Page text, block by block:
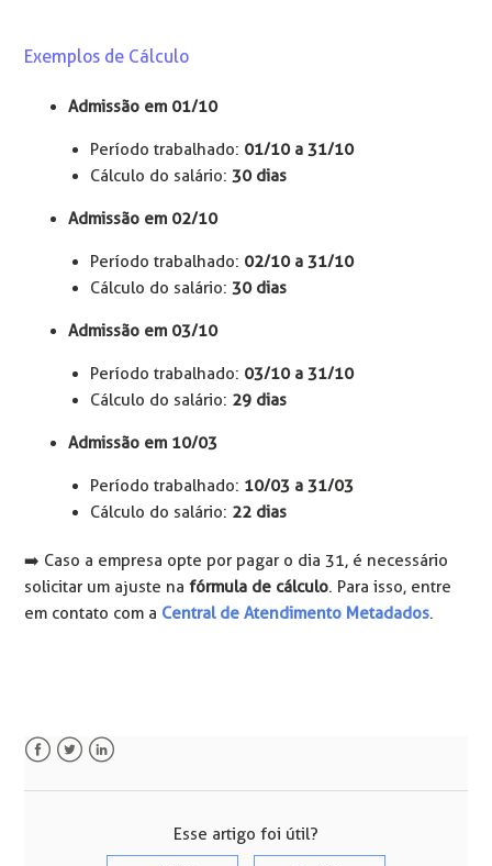
Exemplos de Cálculo
Admissão em 01/10
Período trabalhado: 01/10 a 31/10
Cálculo do salário:30 dias
Admissão em 02/10
Período trabalhado: 02/10 a 31/10
Cálculo do salário:30 dias
Admissão em 03/10
Período trabalhado: 03/10 a 31/10
Cálculo do salário: 29 dias
Admissão em 10/03
Período trabalhado: 10/03 a 31/03
Cálculo do salário: 22 dias
➡️ Caso a empresa opte por pagar o dia 31, é necessário
solicitar um ajuste nafórmula de cálculo. Para isso, entre
em contato com a Central de Atendimento Metadados.
Esse artigo foi útil?